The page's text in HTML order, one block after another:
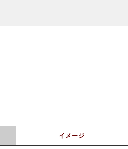
イメージ